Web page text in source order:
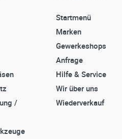
/
Startmenü
Marken
Gewerkeshops
Anfrage
Hilfe & Service
Wir über uns
Wiederverkauf